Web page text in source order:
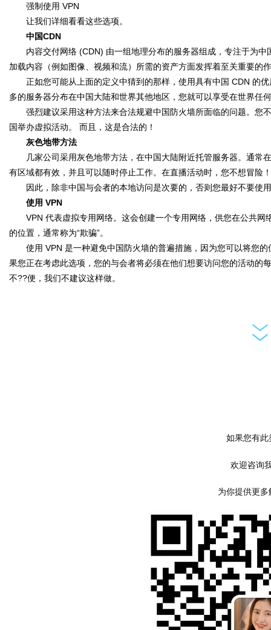
议
强制使用 VPN
让我们详细看看这些选项。
中国CDN
内容交付网络 (CDN) 由一组地理分布的服务器组成，专注于为中
加载内容（例如图像、视频和流）所需的资产方面发挥着至关重要的
正如您可能从上面的定义中猜到的那样，使用具有中国 CDN 的优
多的服务器分布在中国大陆和世界其他地区，您就可以享受在世界任
强烈建议采用这种方法来合法规避中国防火墙所面临的问题。您
国举办虚拟活动。 而且，这是合法的！
灰色地带方法
几家公司采用灰色地带方法，在中国大陆附近托管服务器。通常
有区域都有效，并且可以随时停止工作。在直播活动时，您不想冒险！
因此，除非中国与会者的本地访问是次要的，否则您最好不要使
使用 VPN
VPN 代表虚拟专用网络。这会创建一个专用网络，供您在公共网
的位置，通常称为“欺骗”。
使用 VPN 是一种避免中国防火墙的普遍措施，因为您可以将您的
果您正在考虑此选项，您的与会者将必须在他们想要访问您的活动的
不??便，我们不建议这样做。
如果您有此
欢迎咨询
为你提供更多